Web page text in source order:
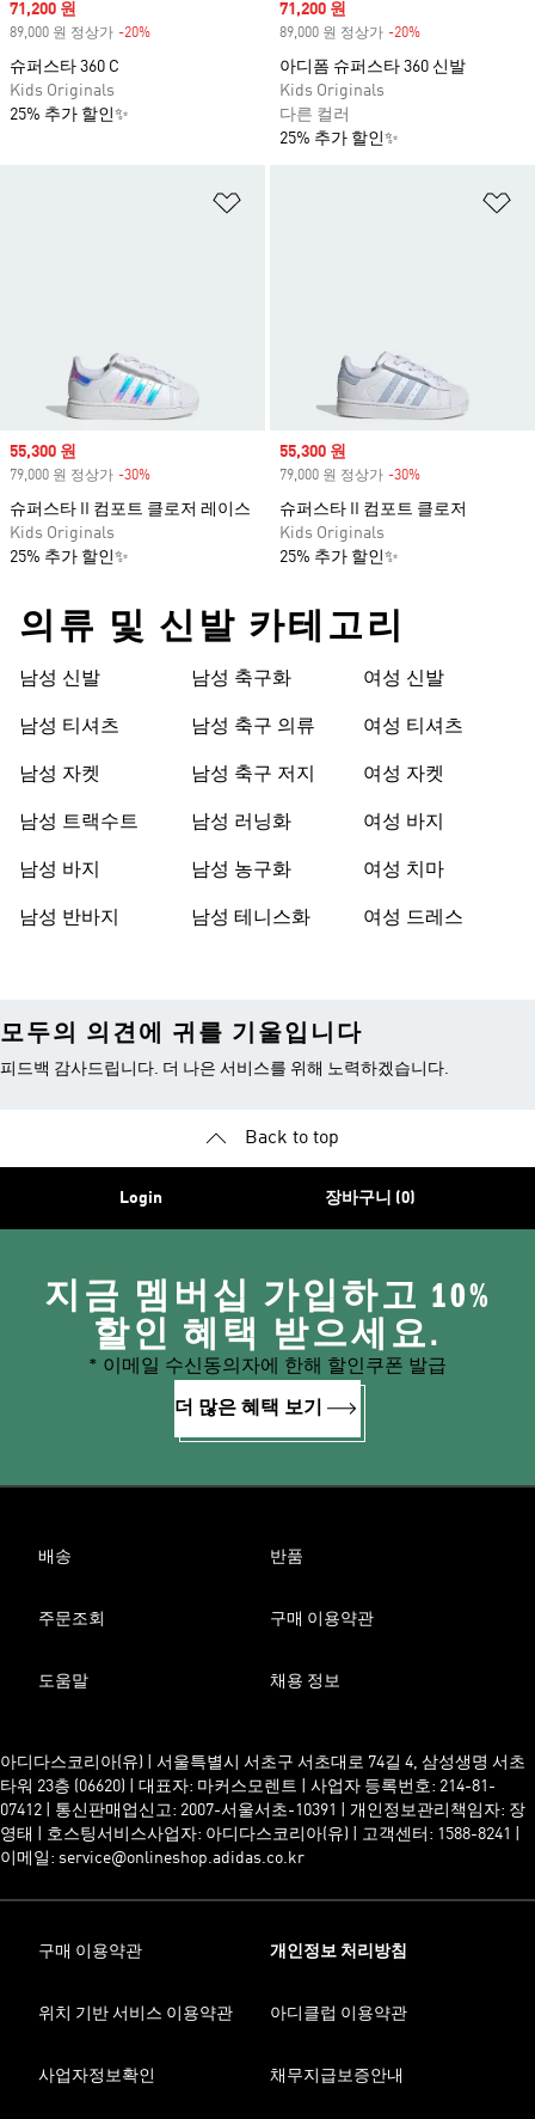
Sale price
71,200 원
89,000 원 정상가 -20%
슈퍼스타 360 C
Kids Originals
25% 추가 할인✨
Sale price
71,200 원
89,000 원 정상가 -20%
아디폼 슈퍼스타 360 신발
Kids Originals
다른 컬러
25% 추가 할인✨
Sale price
55,300 원
79,000 원 정상가 -30%
슈퍼스타 II 컴포트 클로저 레이스
Kids Originals
25% 추가 할인✨
Sale price
55,300 원
79,000 원 정상가 -30%
슈퍼스타 II 컴포트 클로저
Kids Originals
25% 추가 할인✨
의류 및 신발 카테고리
남성 신발
남성 티셔츠
남성 자켓
남성 트랙수트
남성 바지
남성 반바지
남성 축구화
남성 축구 의류
남성 축구 저지
남성 러닝화
남성 농구화
남성 테니스화
여성 신발
여성 티셔츠
여성 자켓
여성 바지
여성 치마
여성 드레스
모두의 의견에 귀를 기울입니다
피드백 감사드립니다. 더 나은 서비스를 위해 노력하겠습니다.
Back to top
Login 장바구니 (0)
지금 멤버십 가입하고 10%
할인 혜택 받으세요.
* 이메일 수신동의자에 한해 할인쿠폰 발급
더 많은 혜택 보기
배송 반품
주문조회 구매 이용약관
도움말 채용 정보
아디다스코리아(유) | 서울특별시 서초구 서초대로 74길 4, 삼성생명 서초
타워 23층 (06620) | 대표자: 마커스모렌트 | 사업자 등록번호: 214-81-
07412 | 통신판매업신고: 2007-서울서초-10391 | 개인정보관리책임자: 장
영태 | 호스팅서비스사업자: 아디다스코리아(유) | 고객센터: 1588-8241 |
이메일: service@onlineshop.adidas.co.kr
구매 이용약관 개인정보 처리방침
위치 기반 서비스 이용약관 아디클럽 이용약관
사업자정보확인 채무지급보증안내